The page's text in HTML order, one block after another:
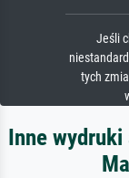
Jeśli
tych
Inne